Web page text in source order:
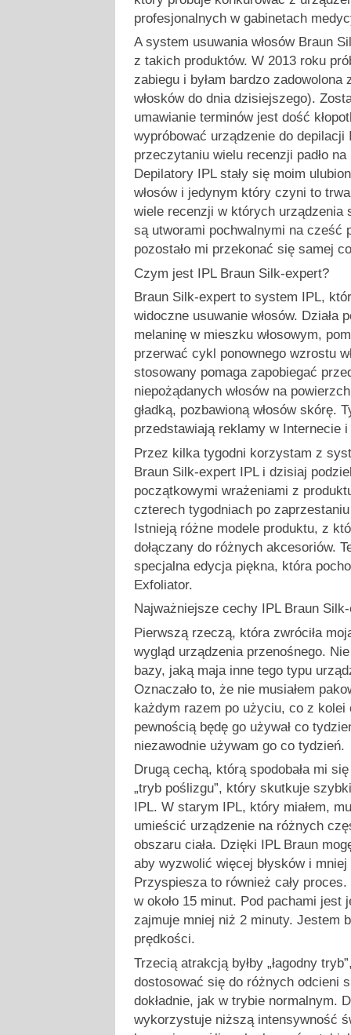
profesjonalnych w gabinetach
A system usuwania włosów Braun
z takich produktów. W 2013 roku
zabiegu i byłam bardzo
włosków do dnia dzisiejszego).
umawianie terminów jest dość
wypróbować urządzenie do depilacji
przeczytaniu wielu recenzji padło
Depilatory IPL stały się moim
włosów i jedynym który czyni to
wiele recenzji w których urządzenia
są utworami pochwalnymi na cześć
pozostało mi przekonać się samej
Czym jest IPL Braun Silk-expert?
Braun Silk-expert to system IPL,
widoczne usuwanie włosów. Działa
melaninę w mieszku włosowym,
przerwać cykl ponownego wzrostu
stosowany pomaga zapobiegać
niepożądanych włosów na
gładką, pozbawioną włosów skórę.
przedstawiają reklamy w Internecie
Przez kilka tygodni korzystam z
Braun Silk-expert IPL i dzisiaj
początkowymi wrażeniami z
czterech tygodniach po
Istnieją różne modele produktu, z
dołączany do różnych akcesoriów.
specjalna edycja piękna, która
Exfoliator.
Najważniejsze cechy IPL Braun
Pierwszą rzeczą, która zwróciła
wygląd urządzenia przenośnego.
bazy, jaką maja inne tego typu
Oznaczało to, że nie musiałem
każdym razem po użyciu, co z kolei
pewnością będę go używał co
niezawodnie używam go co tydzień.
Drugą cechą, którą spodobała mi
„tryb poślizgu”, który skutkuje
IPL. W starym IPL, który miałem,
umieścić urządzenie na różnych
obszaru ciała. Dzięki IPL Braun
aby wyzwolić więcej błysków i
Przyspiesza to również cały
w około 15 minut. Pod pachami jest
zajmuje mniej niż 2 minuty. Jestem
prędkości.
Trzecią atrakcją byłby „łagodny
dostosować się do różnych odcieni
dokładnie, jak w trybie normalnym.
wykorzystuje niższą intensywność